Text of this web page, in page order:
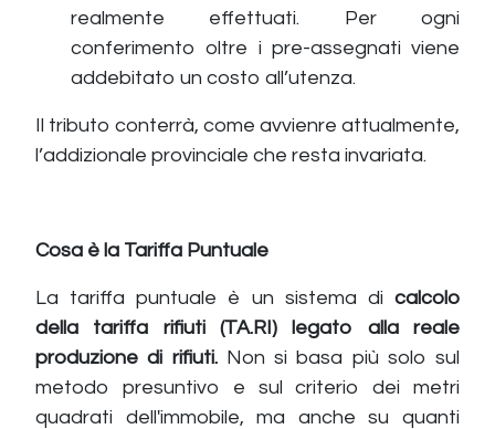
realmente effettuati. Per ogni
conferimento oltre i pre-assegnati viene
addebitato un costo all’utenza.
Il tributo conterrà, come avvienre attualmente,
l’addizionale provinciale che resta invariata.
Cosa è la Tariffa Puntuale
La tariffa puntuale è un sistema di calcolo
della tariffa rifiuti (TA.RI) legato alla reale
produzione di rifiuti.Non si basa più solo sul
metodo presuntivo e sul criterio dei metri
quadrati dell'immobile, ma anche su quanti